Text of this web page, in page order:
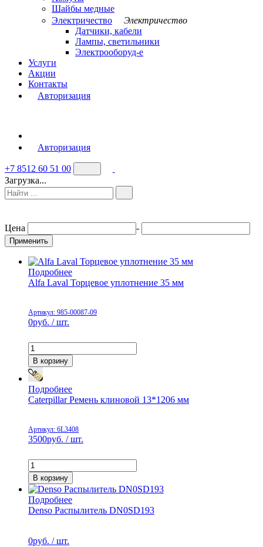
Шайбы медные
Электричество
Электричество
Датчики, кабели
Лампы, светильники
Электрооборуд-е
Услуги
Акции
Контакты
Авторизация
Авторизация
+7 8512 60 51 00
Загрузка...
Цена -
Применить
Подробнее
Alfa Laval Торцевое уплотнение 35 мм
Артикул: 985-00087-09
0руб. / шт.
В корзину
Подробнее
Caterpillar Ремень клиновой 13*1206 мм
Артикул: 6L3408
3500руб. / шт.
В корзину
Подробнее
Denso Распылитель DN0SD193
0руб. / шт.